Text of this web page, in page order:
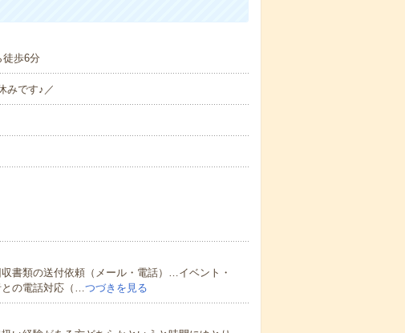
徒歩6分
みです♪／
書類の送付依頼（メール・電話）…イベント・
の電話対応（…つづきを見る